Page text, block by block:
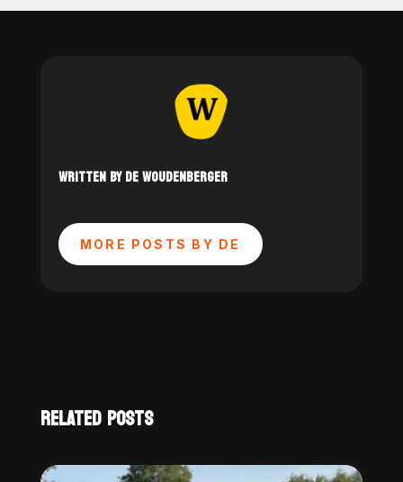
WRITTEN BY DE WOUDENBERGER
MORE POSTS BY DE
RELATED POSTS